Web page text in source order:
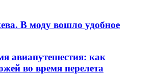
В моду вошло удобное
авиапутешестия: как
во время перелета